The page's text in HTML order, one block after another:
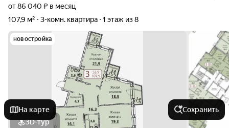
от 86 040 ₽ в месяц
107,9 м²
3-комн. квартира 1 этаж из 8
новостройка
3D-тур
На карте Сохранить